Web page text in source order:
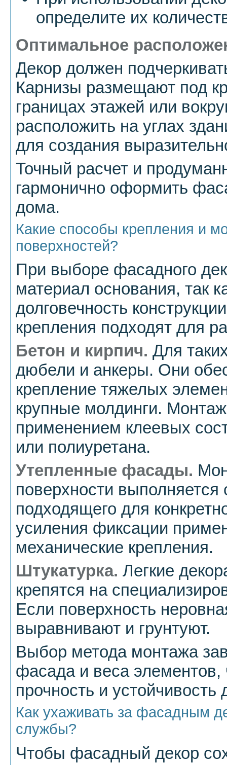
определите их
Оптимальное
Декор должен
Карнизы размещают под
границах этажей или
расположить на углах
для создания
Точный расчет и
гармонично оформить
дома.
Какие способы крепления и
поверхностей?
При выборе фасадного
материал основания, так
долговечность
крепления подходят для
Бетон и кирпич. Для
дюбели и анкеры. Они
крепление тяжелых
крупные молдинги.
применением клеевых
или полиуретана.
Утепленные фасады.
поверхности
подходящего для
усиления фиксации
механические крепления.
Штукатурка. Легкие
крепятся на
Если поверхность
выравнивают и грунтуют.
Выбор метода монтажа
фасада и веса элементов,
прочность и устойчивость
Как ухаживать за фасадным
службы?
Чтобы фасадный декор